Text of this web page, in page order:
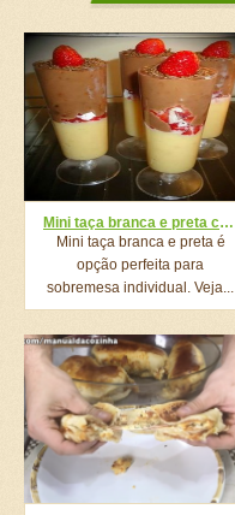
Mini taça branca e preta com morango
Mini taça branca e preta é
opção perfeita para
sobremesa individual. Veja...